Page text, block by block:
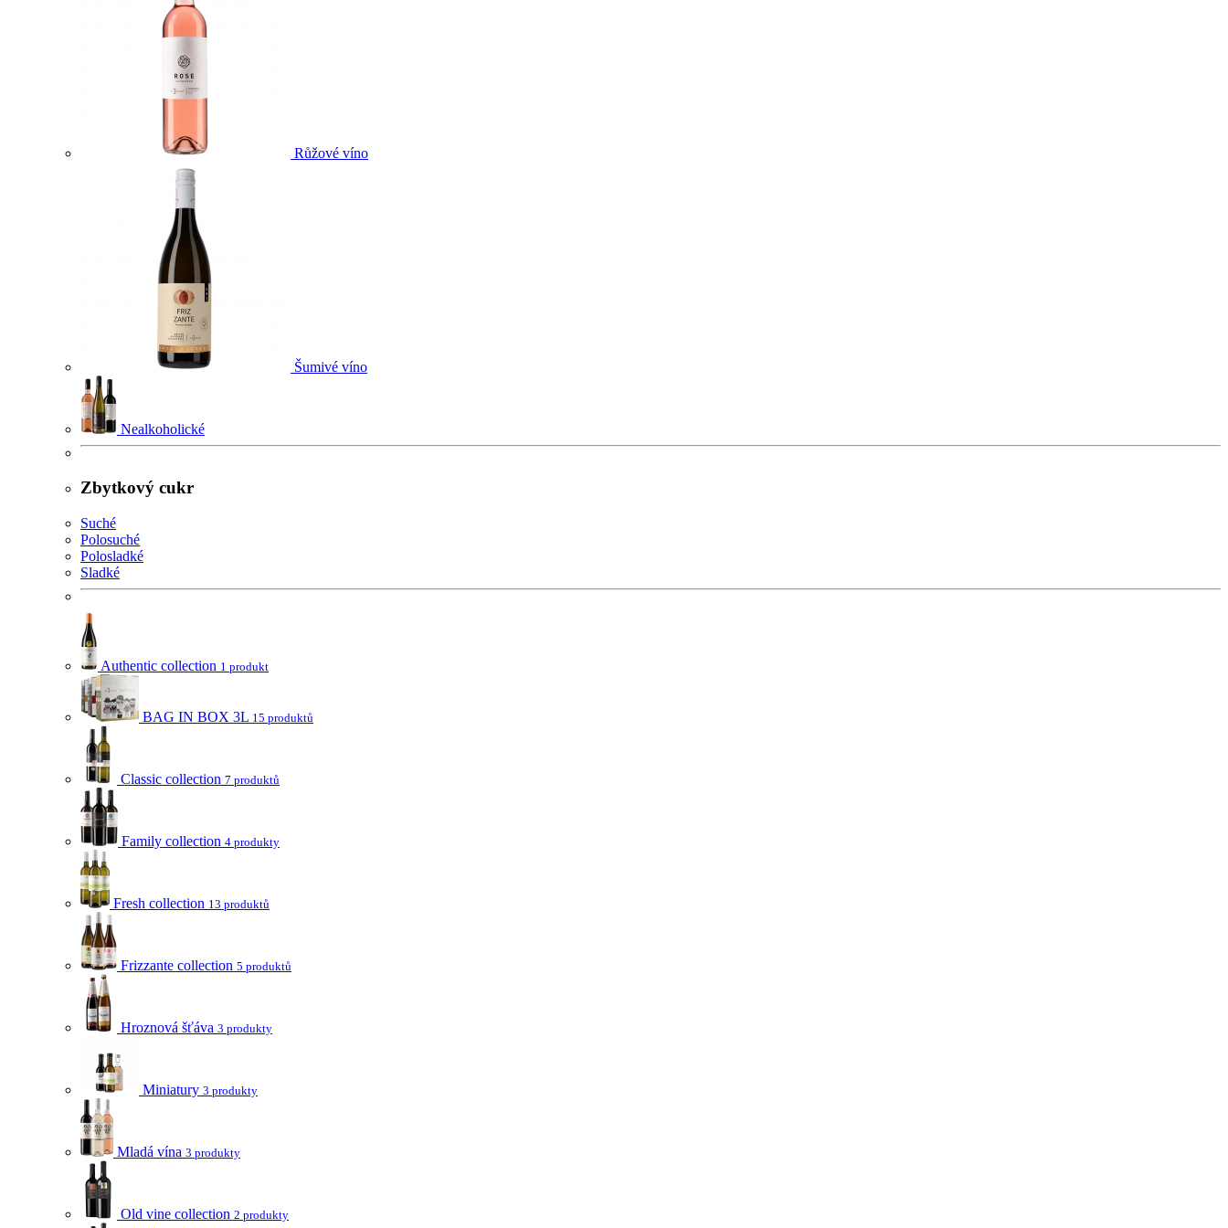
Růžové víno
Šumivé víno
Nealkoholické
Zbytkový cukr
Suché
Polosuché
Polosladké
Sladké
Authentic collection 1 produkt
BAG IN BOX 3L 15 produktů
Classic collection 7 produktů
Family collection 4 produkty
Fresh collection 13 produktů
Frizzante collection 5 produktů
Hroznová šťáva 3 produkty
Miniatury 3 produkty
Mladá vína 3 produkty
Old vine collection 2 produkty